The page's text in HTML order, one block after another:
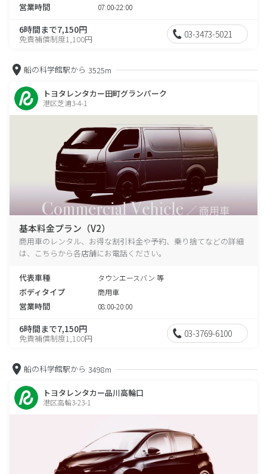
営業時間 07:00-22:00
6時間まで7,150円
免責補償制度1,100円 03-3473-5021
船の科学館駅から 3525m
トヨタレンタカー田町グランパーク
港区芝浦3-4-1
基本料金プラン（V2）
商用車のレンタル、お得な割引料金や予約、乗り捨てなどの詳細
は、こちらから各店舗にお電話ください。
代表車種 タウンエースバン 等
ボディタイプ 商用車
営業時間 08:00-20:00
6時間まで7,150円
免責補償制度1,100円 03-3769-6100
船の科学館駅から 3498m
トヨタレンタカー品川高輪口
港区高輪3-23-1